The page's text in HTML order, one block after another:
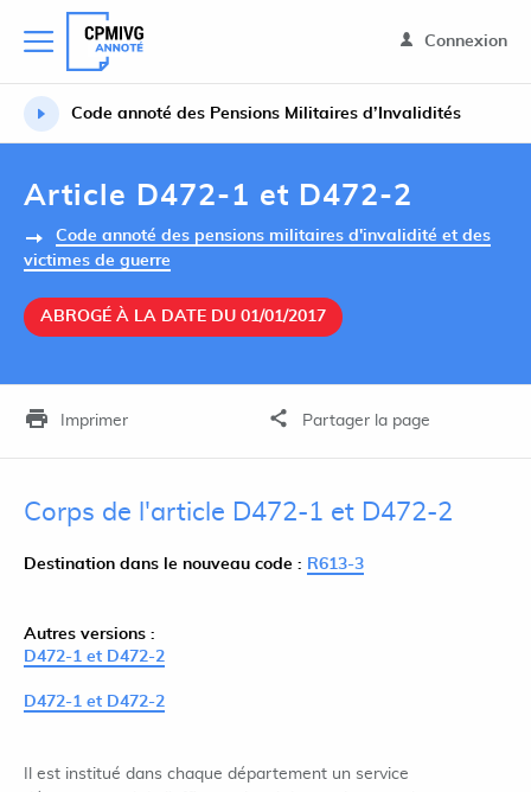
Connexion
Code annoté des Pensions Militaires d’Invalidités
Article D472-1 et D472-2
Code annoté des pensions militaires d'invalidité et des
victimes de guerre
ABROGÉ À LA DATE DU 01/01/2017
Imprimer Partager la page
Corps de l'article D472-1 et D472-2
Destination dans le nouveau code : R613-3
Autres versions :
D472-1 et D472-2
D472-1 et D472-2
Il est institué dans chaque département un service